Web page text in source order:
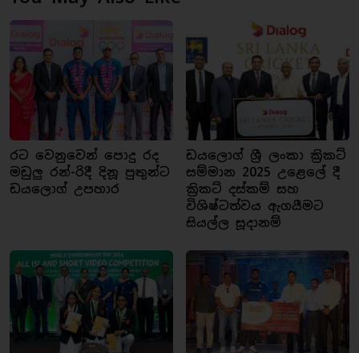
රට වෙනුවෙන් පොදු රද
මඩුලු රන්-රිදී දිනූ පුතුන්ට
ඩයලොග් උපහාර
ඩයලොග් ශ්‍රී ලංකා ක්‍රිකට්
සම්මාන 2025 උළෙලේ දී
ක්‍රිකට් දස්කම් සහ
විශිෂ්ටත්වය ඇගයීමට
සියල්ල සූදානම්